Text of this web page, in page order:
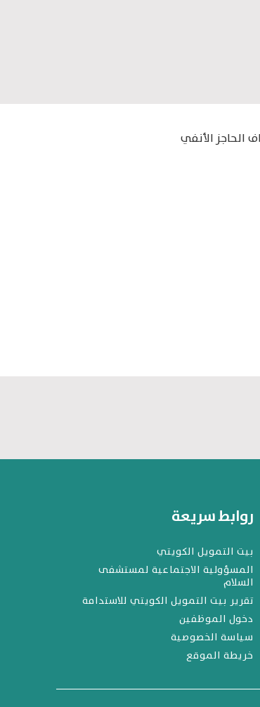
الحاجز الأنفي
روابط سريعة
بيت التمويل الكويتي
المسؤولية الاجتماعية لمستشفى
السلام
تقرير بيت التمويل الكويتي للاستدامة
دخول الموظفين
سياسة الخصوصية
خريطة الموقع